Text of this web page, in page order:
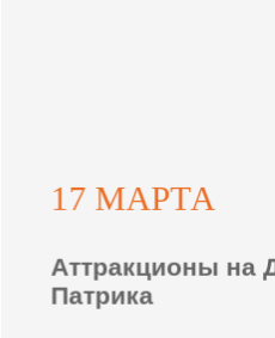
17 МАРТА
Аттракционы на
Патрика